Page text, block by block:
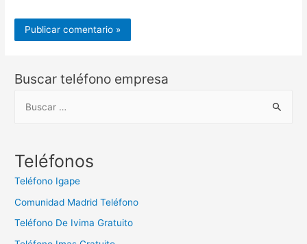
Buscar teléfono empresa
c
:
Teléfonos
Teléfono Igape
Comunidad Madrid Teléfono
Teléfono De Ivima Gratuito